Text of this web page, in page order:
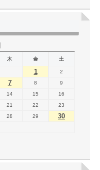
木 金 土
1
2
7 8
9
14 15
16
21 22
23
28 29
30